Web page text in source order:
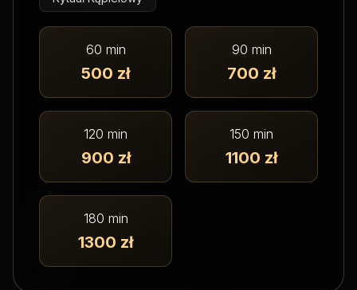
60 min
500 zł
90 min
700 zł
120 min
900 zł
150 min
1100 zł
180 min
1300 zł